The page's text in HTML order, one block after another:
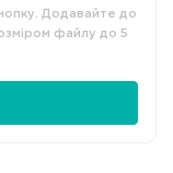
Додавайте до
файлу до 5